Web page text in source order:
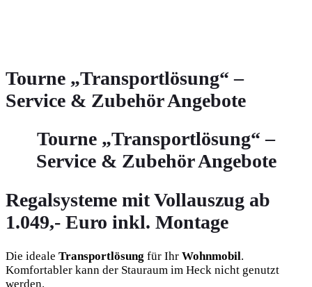
Tourne „Transportlösung“ –
Service & Zubehör Angebote
Tourne „Transportlösung“ –
Service & Zubehör Angebote
Regalsysteme mit Vollauszug ab
1.049,- Euro inkl. Montage
Die ideale Transportlösung für Ihr Wohnmobil.
Komfortabler kann der Stauraum im Heck nicht genutzt
werden.